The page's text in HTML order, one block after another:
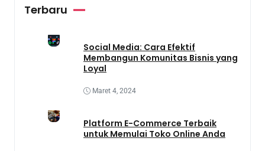
Terbaru
Social Media: Cara Efektif
Membangun Komunitas Bisnis yang
Loyal
Maret 4, 2024
Platform E-Commerce Terbaik
untuk Memulai Toko Online Anda